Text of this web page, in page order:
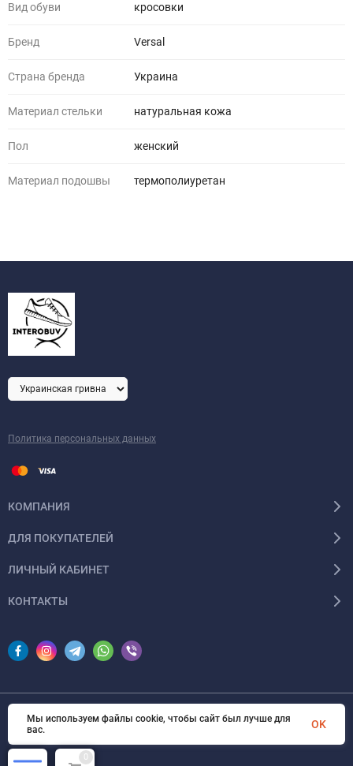
Вид обуви кросовки
Бренд Versal
Страна бренда Украина
Материал стельки натуральная кожа
Пол женский
Материал подошвы термополиуретан
Политика персональных данных
КОМПАНИЯ
ДЛЯ ПОКУПАТЕЛЕЙ
ЛИЧНЫЙ КАБИНЕТ
КОНТАКТЫ
© 2026 InSale. Все права защищены
0
Мы используем файлы cookie, чтобы сайт был лучше для
вас.
OK